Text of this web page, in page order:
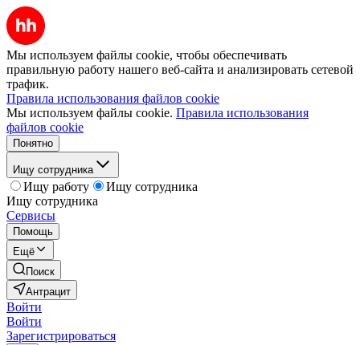
Мы используем файлы cookie, чтобы обеспечивать
правильную работу нашего веб-сайта и анализировать сетевой
трафик.
Правила использования файлов cookie
Мы используем файлы cookie. Правила использования
файлов cookie
Понятно
Ищу сотрудника
Ищу работу
Ищу сотрудника
Ищу сотрудника
Сервисы
Помощь
Ещё
Поиск
Антрацит
Войти
Войти
Зарегистрироваться